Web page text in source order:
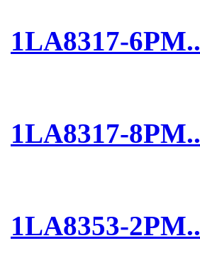
1LA8317-6PM..
1LA8317-8PM..
1LA8353-2PM..